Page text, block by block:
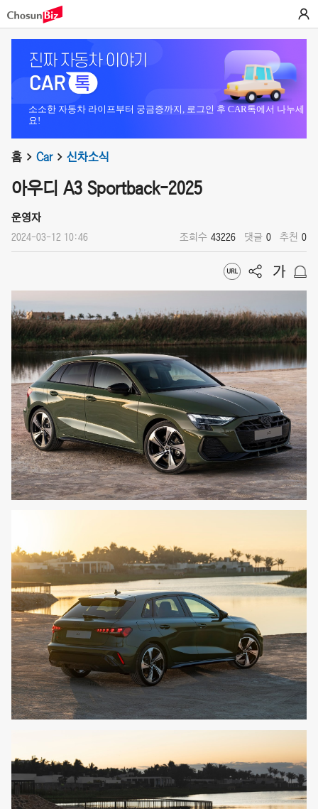
소소한 자동차 라이프부터 궁금증까지, 로그인 후 CAR톡에서 나누세
요!
홈 Car 신차소식
아우디 A3 Sportback-2025
운영자
2024-03-12 10:46 조회수 43226 댓글 0 추천 0